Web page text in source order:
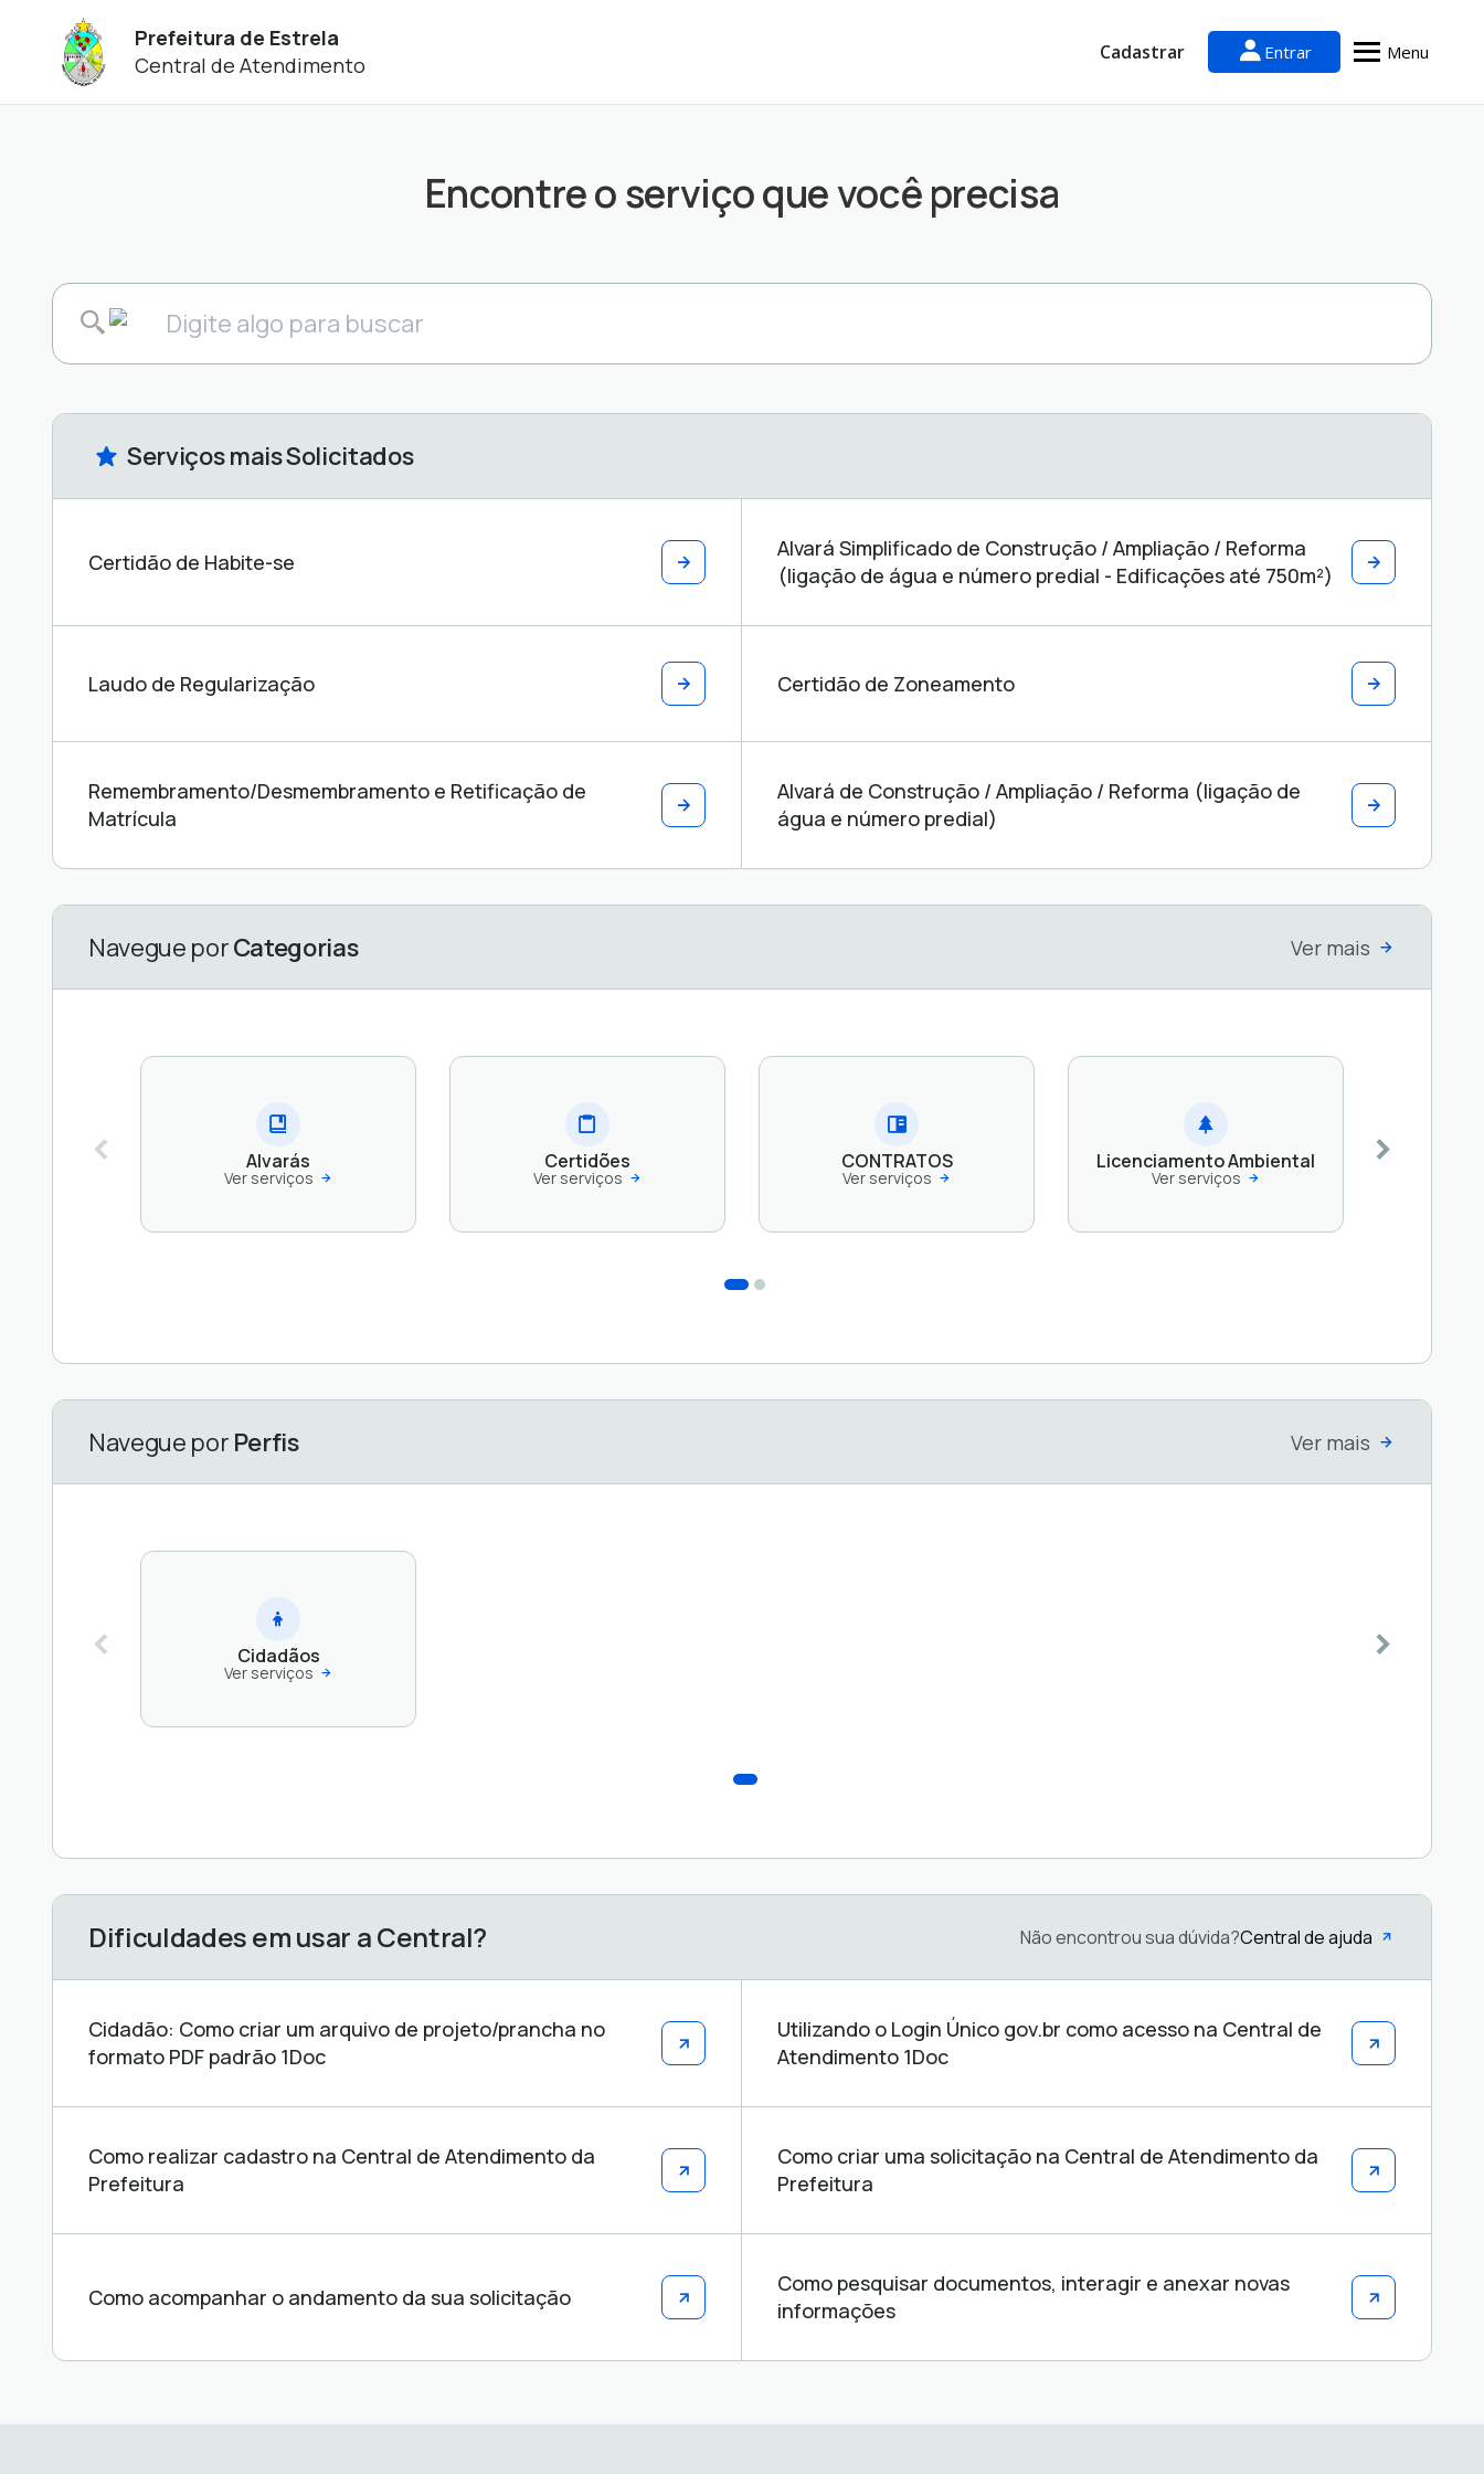
Prefeitura de Estrela
Central de Atendimento
Cadastrar Entrar Menu
Encontre o serviço que você precisa
Serviços mais Solicitados
Certidão de Habite-se
Alvará Simplificado de Construção / Ampliação / Reforma
(ligação de água e número predial - Edificações até 750m²)
Laudo de Regularização Certidão de Zoneamento
Remembramento/Desmembramento e Retificação de
Matrícula
Alvará de Construção / Ampliação / Reforma (ligação de
água e número predial)
Navegue porCategorias Ver mais
Alvarás
Ver serviços
Certidões
Ver serviços
CONTRATOS
Ver serviços
Licenciamento Ambiental
Ver serviços
Certidões
Ver
CONTRATOS
Ver
Licenciamento
Ambiental
Parcelamento
Navegue por Perfis Ver mais
Cidadãos
Ver serviços
Dificuldades em usar a Central? Não encontrou sua dúvida?Central de ajuda
Cidadão: Como criar um arquivo de projeto/prancha no
formato PDF padrão 1Doc
Utilizando o Login Único gov.br como acesso na Central de
Atendimento 1Doc
Como realizar cadastro na Central de Atendimento da
Prefeitura
Como criar uma solicitação na Central de Atendimento da
Prefeitura
Como acompanhar o andamento da sua solicitação
Como pesquisar documentos, interagir e anexar novas
informações